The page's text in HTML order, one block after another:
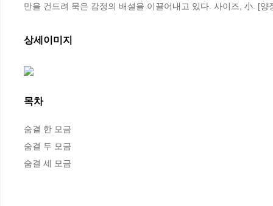
만을 건드려 묵은 감정의 배설을 이끌어내고 있다. 사이즈, 小. [양
상세이미지
목차
숨결 한 모금
숨결 두 모금
숨결 세 모금